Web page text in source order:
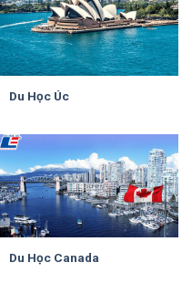
Du Học Úc
Du Học Canada